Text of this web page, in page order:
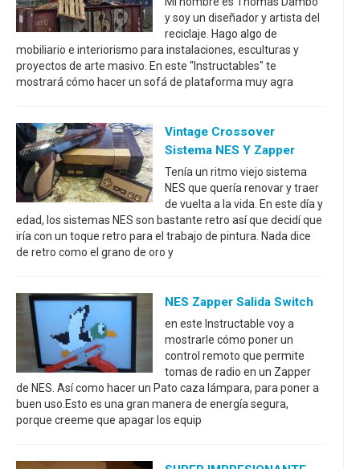
y soy un diseñador y artista del
reciclaje. Hago algo de
mobiliario e interiorismo para instalaciones, esculturas y
proyectos de arte masivo. En este "Instructables" te
mostrará cómo hacer un sofá de plataforma muy agra
Vintage Crossover
Sistema NES Y Zapper
Tenía un ritmo viejo sistema
NES que quería renovar y traer
de vuelta a la vida. En este día y
edad, los sistemas NES son bastante retro así que decidí que
iría con un toque retro para el trabajo de pintura. Nada dice
de retro como el grano de oro y
NES Zapper Salida Switch
en este Instructable voy a
mostrarle cómo poner un
control remoto que permite
tomas de radio en un Zapper
de NES. Así como hacer un Pato caza lámpara, para poner a
buen uso.Esto es una gran manera de energía segura,
porque creeme que apagar los equip